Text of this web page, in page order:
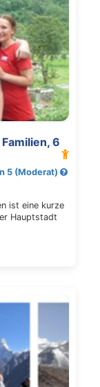
6
5 (Moderat)
ist eine kurze
Hauptstadt